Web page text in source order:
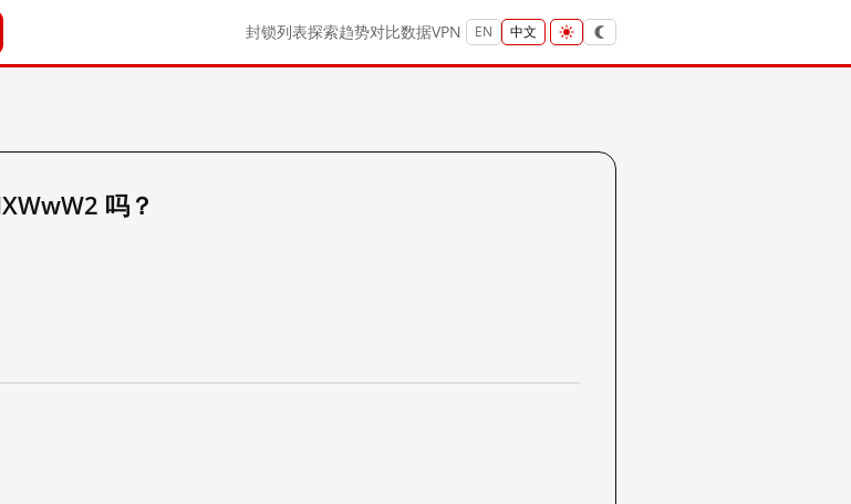
封锁列表探索趋势对比数据VPN EN 中文
吗？